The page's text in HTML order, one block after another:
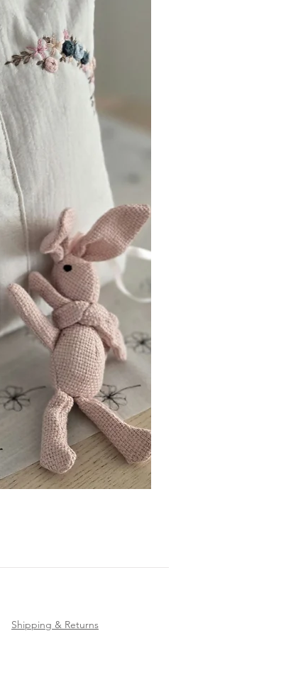
Shipping & Returns